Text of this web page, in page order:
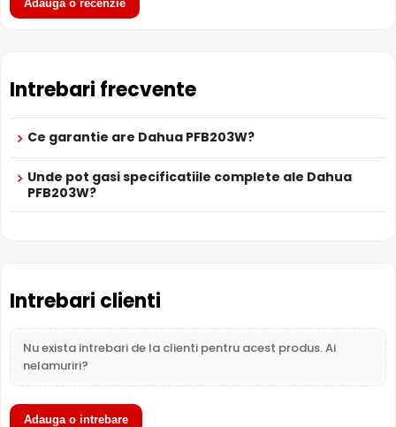
Adauga o recenzie
Intrebari frecvente
Ce garantie are Dahua PFB203W?
Unde pot gasi specificatiile complete ale Dahua
PFB203W?
Intrebari clienti
Nu exista intrebari de la clienti pentru acest produs. Ai
nelamuriri?
Adauga o intrebare